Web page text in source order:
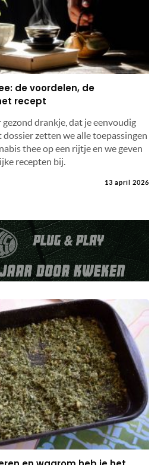
de voordelen, de
recept
drankje, dat je eenvoudig
zetten we alle toepassingen
thee op een rijtje en we geven
recepten bij.
13 april 2026